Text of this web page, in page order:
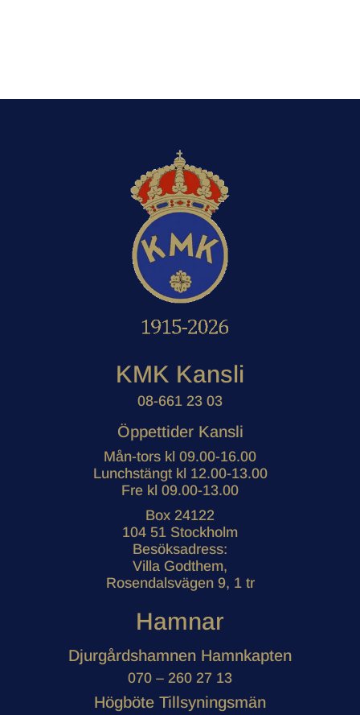
KMK Kansli
08-661 23 03
Öppettider Kansli
Mån-tors kl 09.00-16.00
Lunchstängt kl 12.00-13.00
Fre kl 09.00-13.00
Box 24122
104 51 Stockholm
Besöksadress:
Villa Godthem,
Rosendalsvägen 9, 1 tr
Hamnar
Djurgårdshamnen Hamnkapten
070 – 260 27 13
Högböte Tillsyningsmän